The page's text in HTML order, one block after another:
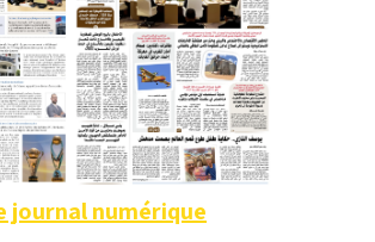
journal numérique